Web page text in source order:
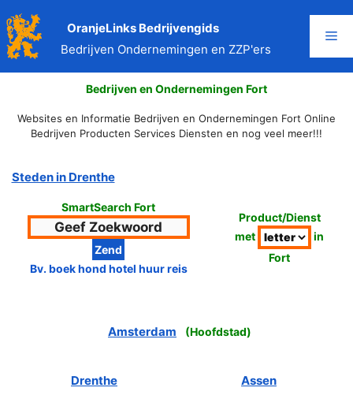
naar
de
inhoud
OranjeLinks Bedrijvengids
Bedrijven Ondernemingen en ZZP'ers
Bedrijven en Ondernemingen Fort
Websites en Informatie Bedrijven en Ondernemingen Fort Online
Bedrijven Producten Services Diensten en nog veel meer!!!
Steden in Drenthe
SmartSearch Fort
Bv. boek hond hotel huur reis
Product/Dienst
met
in
Fort
Amsterdam (Hoofdstad)
Drenthe Assen